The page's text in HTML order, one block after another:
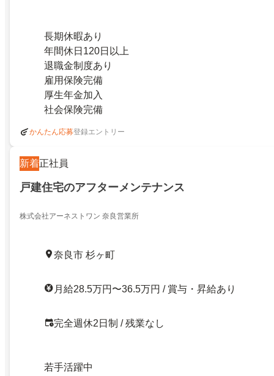
長期休暇あり
年間休日120日以上
退職金制度あり
雇用保険完備
厚生年金加入
社会保険完備
かんたん応募登録エントリー
新着正社員
戸建住宅のアフターメンテナンス
株式会社アーネストワン 奈良営業所
奈良市 杉ヶ町
月給28.5万円〜36.5万円 / 賞与・昇給あり
完全週休2日制 / 残業なし
若手活躍中